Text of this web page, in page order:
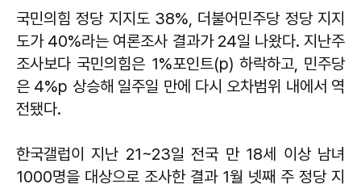
국민의힘 정당 지지도 38%, 더불어민주당 정당 지지
도가 40%라는 여론조사 결과가 24일 나왔다. 지난주
조사보다 국민의힘은 1%포인트(p) 하락하고, 민주당
은 4%p 상승해 일주일 만에 다시 오차범위 내에서 역
전됐다.
한국갤럽이 지난 21~23일 전국 만 18세 이상 남녀
1000명을 대상으로 조사한 결과 1월 넷째 주 정당 지